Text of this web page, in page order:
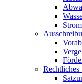
Rechtliches